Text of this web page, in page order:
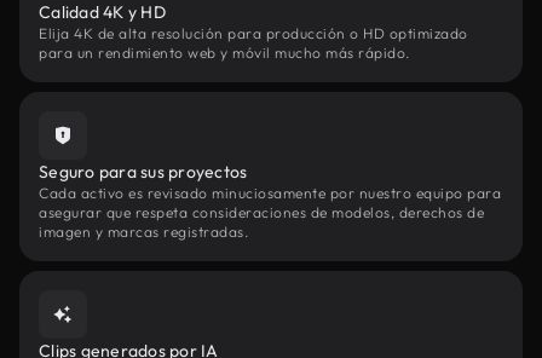
Calidad 4K y HD
Elija 4K de alta resolución para producción o HD optimizado
para un rendimiento web y móvil mucho más rápido.
Seguro para sus proyectos
Cada activo es revisado minuciosamente por nuestro equipo para
asegurar que respeta consideraciones de modelos, derechos de
imagen y marcas registradas.
Clips generados por IA